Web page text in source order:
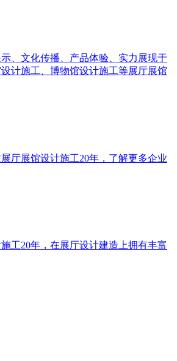
、文化传播、产品体验、实力展现于
计施工、博物馆设计施工等展厅展馆
厅展馆设计施工20年，了解更多企业
工20年，在展厅设计建造上拥有丰富